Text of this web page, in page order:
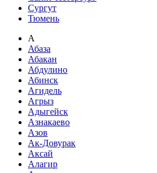
Сургут
Тюмень
А
Абаза
Абакан
Абдулино
Абинск
Агидель
Агрыз
Адыгейск
Азнакаево
Азов
Ак-Довурак
Аксай
Алагир